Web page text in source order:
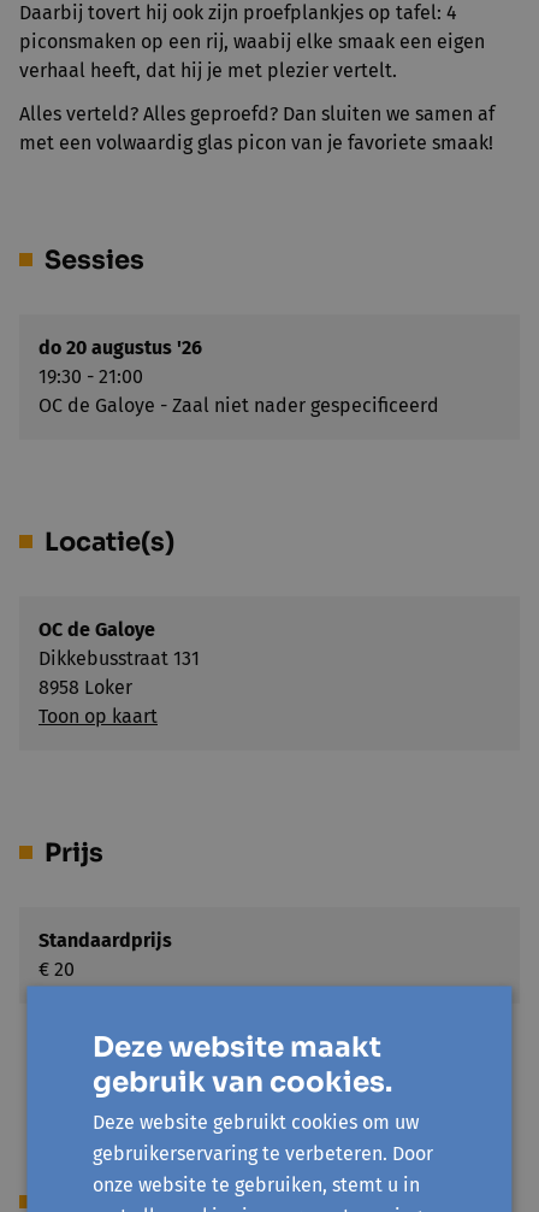
Daarbij tovert hij ook zijn proefplankjes op tafel: 4
piconsmaken op een rij, waabij elke smaak een eigen
verhaal heeft, dat hij je met plezier vertelt.
Alles verteld? Alles geproefd? Dan sluiten we samen af
met een volwaardig glas picon van je favoriete smaak!
Sessies
do 20 augustus '26
19:30 - 21:00
OC de Galoye - Zaal niet nader gespecificeerd
Locatie(s)
OC de Galoye
Dikkebusstraat 131
8958 Loker
Toon op kaart
Prijs
Standaardprijs
€ 20
UiTPAS kansentarief
Begeleiding
Deze website maakt
gebruik van cookies.
Deze website gebruikt cookies om uw
gebruikerservaring te verbeteren. Door
onze website te gebruiken, stemt u in